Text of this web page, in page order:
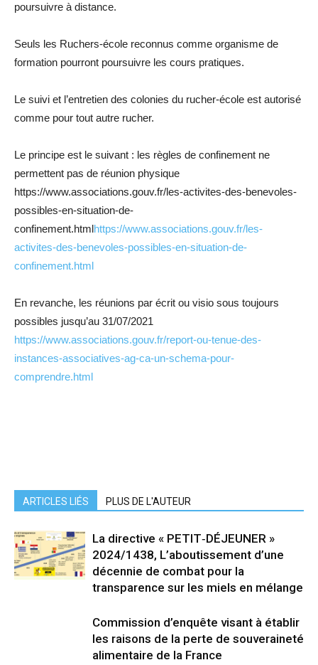
poursuivre à distance.
Seuls les Ruchers-école reconnus comme organisme de
formation pourront poursuivre les cours pratiques.
Le suivi et l’entretien des colonies du rucher-école est autorisé
comme pour tout autre rucher.
Le principe est le suivant : les règles de confinement ne
permettent pas de réunion physique
https://www.associations.gouv.fr/les-activites-des-benevoles-
possibles-en-situation-de-
confinement.htmlhttps://www.associations.gouv.fr/les-
activites-des-benevoles-possibles-en-situation-de-
confinement.html
En revanche, les réunions par écrit ou visio sous toujours
possibles jusqu’au 31/07/2021
https://www.associations.gouv.fr/report-ou-tenue-des-
instances-associatives-ag-ca-un-schema-pour-
comprendre.html
ARTICLES LIÉS PLUS DE L'AUTEUR
La directive « PETIT‑DÉJEUNER »
2024/1438, L’aboutissement d’une
décennie de combat pour la
transparence sur les miels en mélange
Commission d’enquête visant à établir
les raisons de la perte de souveraineté
alimentaire de la France